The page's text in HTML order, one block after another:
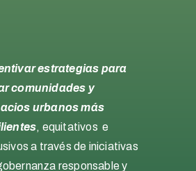
estrategias para
comunidades y
urbanos más
, equitativos e
a través de iniciativas
responsable y